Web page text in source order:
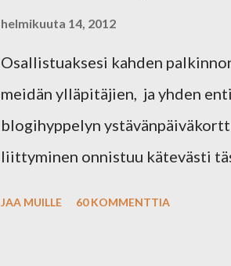
helmikuuta 14, 2012
Osallistuaksesi kahden
meidän ylläpitäjien, ja yhden
blogihyppelyn
liittyminen onnistuu kätevästi
JAA MUILLE 60 KOMMENTTIA